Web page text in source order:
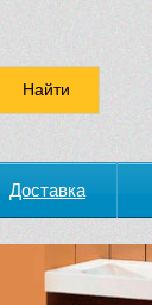
Доставка